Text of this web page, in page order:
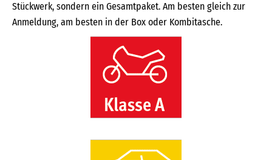
Stückwerk, sondern ein Gesamtpaket. Am besten gleich zur
Anmeldung, am besten in der Box oder Kombitasche.